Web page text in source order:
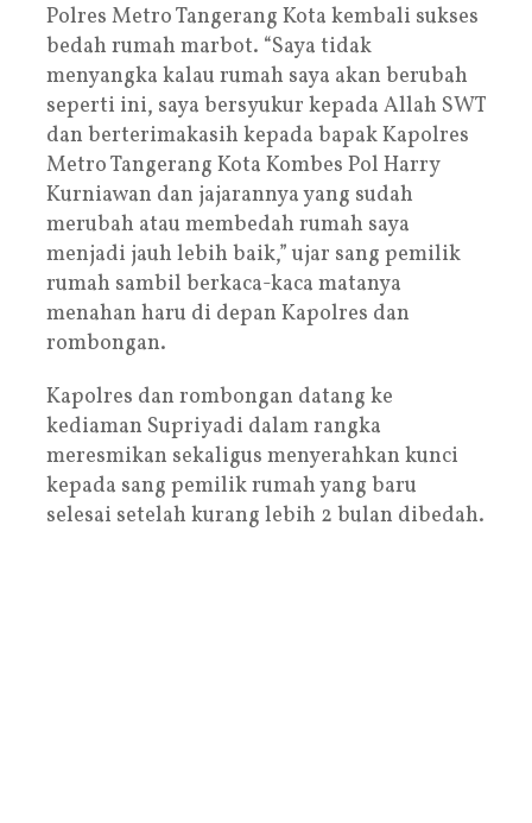
Polres Metro Tangerang Kota kembali sukses
bedah rumah marbot. “Saya tidak
menyangka kalau rumah saya akan berubah
seperti ini, saya bersyukur kepada Allah SWT
dan berterimakasih kepada bapak Kapolres
Metro Tangerang Kota Kombes Pol Harry
Kurniawan dan jajarannya yang sudah
merubah atau membedah rumah saya
menjadi jauh lebih baik,” ujar sang pemilik
rumah sambil berkaca-kaca matanya
menahan haru di depan Kapolres dan
rombongan.
Kapolres dan rombongan datang ke
kediaman Supriyadi dalam rangka
meresmikan sekaligus menyerahkan kunci
kepada sang pemilik rumah yang baru
selesai setelah kurang lebih 2 bulan dibedah.